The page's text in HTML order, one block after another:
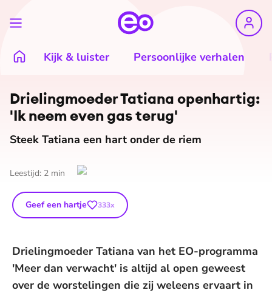
Kijk & luister Persoonlijke verhalen
Drie­ling­moe­der Tatiana openhartig:
'Ik neem even gas terug'
Steek Tatiana een hart onder de riem
Leestijd: 2 min
Geef een hartje 333x
Drielingmoeder Tatiana van het EO-programma
'Meer dan verwacht' is altijd al open geweest
over de worstelingen die zij weleens ervaart in